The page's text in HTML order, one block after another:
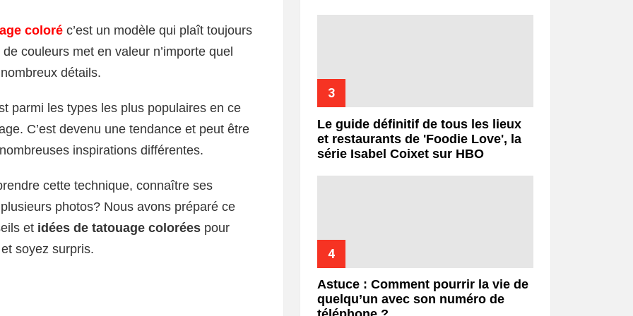
coloré c’est un modèle qui plaît toujours
couleurs met en valeur n’importe quel
détails.
parmi les types les plus populaires en ce
C’est devenu une tendance et peut être
inspirations différentes.
cette technique, connaître ses
photos? Nous avons préparé ce
et idées de tatouage colorées pour
soyez surpris.
Le guide définitif de tous les lieux
et restaurants de 'Foodie Love', la
série Isabel Coixet sur HBO
Astuce : Comment pourrir la vie de
quelqu’un avec son numéro de